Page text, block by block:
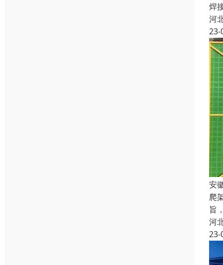
焊
河
23-
安
爬
旨
河
23-